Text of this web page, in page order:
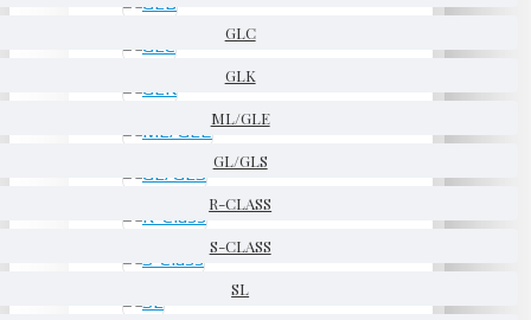
GLC
GLK
ML/GLE
GL/GLS
R-CLASS
S-CLASS
SL